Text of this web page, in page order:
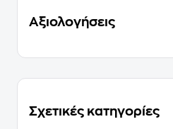
Αξιολογήσεις
Σχετικές κατηγορίες